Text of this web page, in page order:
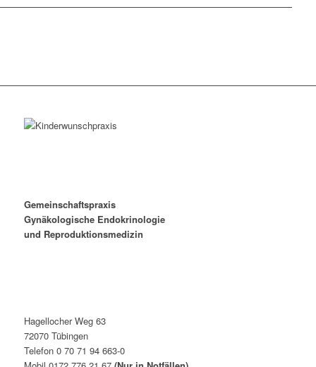
Gemeinschaftspraxis
Gynäkologische Endokrinologie
und Reproduktionsmedizin
Hagellocher Weg 63
72070 Tübingen
Telefon 0 70 71 94 663-0